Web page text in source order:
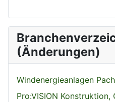
(Änderungen)
Windenergieanlagen
Pro:VISION Konstruktion,